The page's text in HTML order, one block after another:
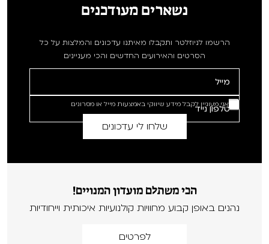
נשארים מעודכנים
הרשמו לניוזלטר ותקבלו מאיתנו עדכונים והמלצות על כל
הסרטים והאירועים החדשים והכי מעניינים
אני מעוניין לקבל מידע שיווקי באמצעות מייל או מסרונים
הכי משתלם מועדון המנויים!
נהנים באופן קבוע מחוויות קולנועיות איכותית וייחודיות
לפרטים